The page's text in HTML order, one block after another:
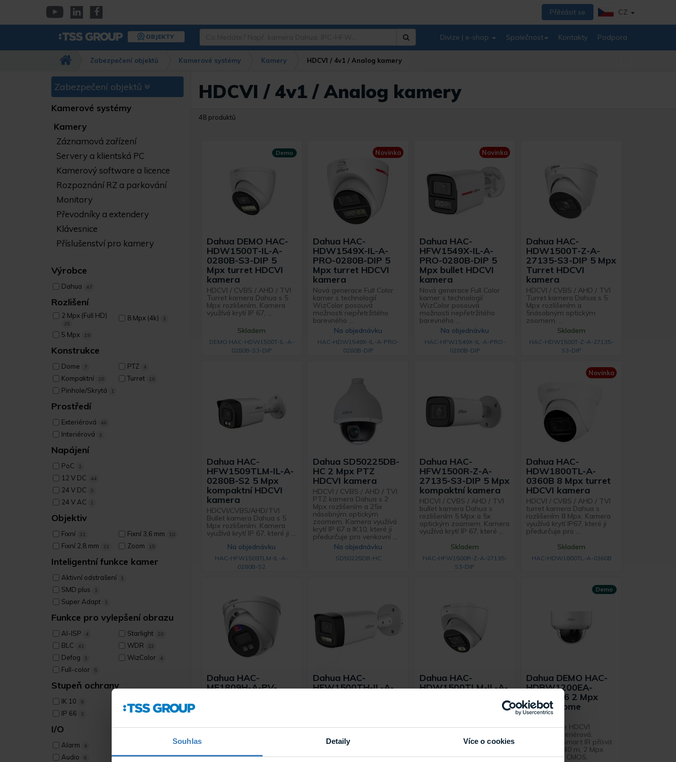
Souhlas Detaily Více o cookies
YouTubeLinkedinFacebook
Přihlásit se CZ
OBJEKTY
Co
Např.
kamera
HFW…
Divize | e-shop Společnost Kontakty Podpora
Zabezpečení objektů Kamerové systémy Kamery HDCVI / 4v1 / Analog kamery
Zabezpečení objektů
Kamerové systémy
Kamery
Záznamová zařízení
Servery a klientská PC
Kamerový software a licence
Rozpoznání RZ a parkování
Monitory
Převodníky a extendery
Klávesnice
Příslušenství pro kamery
Výrobce
Dahua 47
Rozlišení
2 Mpx (Full HD)
25
5 Mpx 19
8 Mpx (4k) 3
Konstrukce
Dome 7
Kompaktní 20
Pinhole/Skrytá 1
PTZ 4
Turret 16
Prostředí
Exteriérová 46
Interiérová 1
Napájení
PoC 2
12 V DC 44
24 V DC 3
24 V AC 1
Objektiv
Fixní 32
Fixní 2,8 mm 21
Fixní 3,6 mm 10
Zoom 15
Inteligentní funkce kamer
Aktivní odstrašení 1
SMD plus 1
Super Adapt 2
Funkce pro vylepšení obrazu
AI-ISP 4
BLC 41
Defog 3
Full-color 5
Starlight 20
WDR 23
WizColor 4
Stupeň ochrany
IK 10 9
IP 66 3
I/O
Alarm 4
Audio 6
HDCVI / 4v1 / Analog kamery
48 produktů
Demo
Dahua DEMO HAC-
HDW1500T-IL-A-
0280B-S3-DIP 5
Mpx turret HDCVI
kamera
HDCVI / CVBS / AHD / TVI
Turret kamera Dahua s 5
Mpx rozlišením. Kamera
využívá krytí IP 67, ...
Skladem
DEMO HAC-HDW1500T-IL-A-
0280B-S3-DIP
Novinka
Dahua HAC-
HDW1549X-IL-A-
PRO-0280B-DIP 5
Mpx turret HDCVI
kamera
Nová generace Full Color
kamer s technologií
WizColor posouvá
možnosti nepřetržitého
barevného ...
Na objednávku
HAC-HDW1549X-IL-A-PRO-
0280B-DIP
Novinka
Dahua HAC-
HFW1549X-IL-A-
PRO-0280B-DIP 5
Mpx bullet HDCVI
kamera
Nová generace Full Color
kamer s technologií
WizColor posouvá
možnosti nepřetržitého
barevného ...
Na objednávku
HAC-HFW1549X-IL-A-PRO-
0280B-DIP
Dahua HAC-
HDW1500T-Z-A-
27135-S3-DIP 5 Mpx
Turret HDCVI
kamera
HDCVI / CVBS / AHD / TVI
Turret kamera Dahua s 5
Mpx rozlišením a
5násobným optickým
zoomem. ...
Skladem
HAC-HDW1500T-Z-A-27135-
S3-DIP
Dahua HAC-
HFW1509TLM-IL-A-
0280B-S2 5 Mpx
kompaktní HDCVI
kamera
HDCVI/CVBS/AHD/TVI
Bullet kamera Dahua s 5
Mpx rozlišením. Kamera
využívá krytí IP 67, které ji ...
Na objednávku
HAC-HFW1509TLM-IL-A-
0280B-S2
Dahua SD50225DB-
HC 2 Mpx PTZ
HDCVI kamera
HDCVI / CVBS / AHD / TVI
PTZ kamera Dahua s 2
Mpx rozlišením a 25x
násobným optickým
zoomem. Kamera využívá
krytí IP 67 a IK10, které ji
předurčuje pro venkovní ...
Na objednávku
SD50225DB-HC
Dahua HAC-
HFW1500R-Z-A-
27135-S3-DIP 5 Mpx
kompaktní kamera
HDCVI / CVBS / AHD / TVI
bullet kamera Dahua s
rozlišením 5 Mpx a 5x
optickým zoomem. Kamera
využívá krytí IP 67, které ...
Skladem
HAC-HFW1500R-Z-A-27135-
S3-DIP
Novinka
Dahua HAC-
HDW1800TL-A-
0360B 8 Mpx turret
HDCVI kamera
HDCVI / CVBS / AHD / TVI
turret kamera Dahua s
rozlišením 8 Mpx. Kamera
využívá krytí IP67, které ji
předurčuje pro ...
Skladem
HAC-HDW1800TL-A-0360B
Dahua HAC-
ME1809H-A-PV-
HDCVI / CVBS / AHD / TVI
předurčuje pro ...
Dahua HAC-
HFW1500TH-IL-A-
má krytí IP67, které ji
předurčuje pro venkovní ...
Dahua HAC-
HDW1500TLM-IL-A-
HDCVI / CVBS / AHD / TVI
rozlišením 5 Mpx. Kamera
Demo
Dahua DEMO HAC-
HDBW1200EA-
0280B-S6 2 Mpx
HDCVI dome
kamera
2 Mpx dome HDCVI
kamera, exteriérová,
Day/Night, Smart IR přísvit
s dosvitem 40 m, 2 Mpx
progressive CMOS,